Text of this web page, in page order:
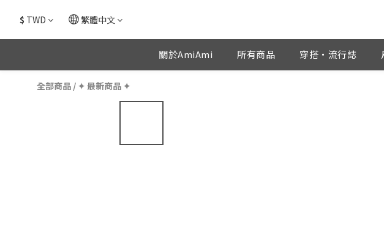
$ TWD 繁體中文
關於AmiAmi 所有商品 穿搭・流行誌
全部商品 / ✦ 最新商品 ✦